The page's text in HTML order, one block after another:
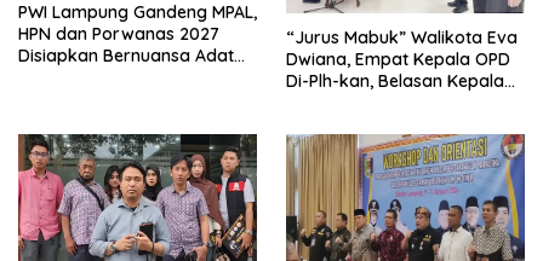
PWI Lampung Gandeng MPAL,
HPN dan Porwanas 2027
Disiapkan Bernuansa Adat
“Jurus Mabuk” Walikota Eva
Dwiana, Empat Kepala OPD
Di-Plh-kan, Belasan Kepala